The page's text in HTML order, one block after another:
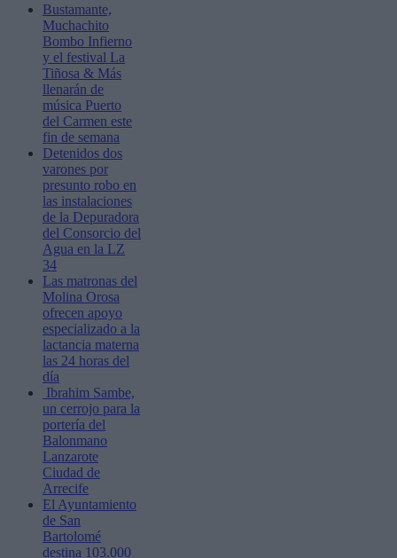
Bustamante,
Muchachito
Bombo Infierno
y el festival La
Tiñosa & Más
llenarán de
música Puerto
del Carmen este
fin de semana
Detenidos dos
varones por
presunto robo en
las instalaciones
de la Depuradora
del Consorcio del
Agua en la LZ
34
Las matronas del
Molina Orosa
ofrecen apoyo
especializado a la
lactancia materna
las 24 horas del
día
Ibrahim Sambe,
un cerrojo para la
portería del
Balonmano
Lanzarote
Ciudad de
Arrecife
El Ayuntamiento
de San
Bartolomé
destina 103.000